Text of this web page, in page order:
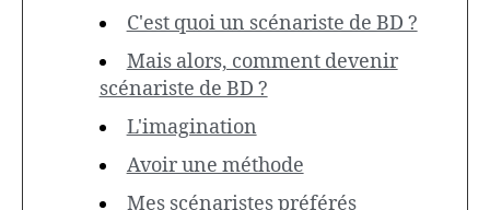
C'est quoi un scénariste de BD ?
Mais alors, comment devenir
scénariste de BD ?
L'imagination
Avoir une méthode
Mes scénaristes préférés